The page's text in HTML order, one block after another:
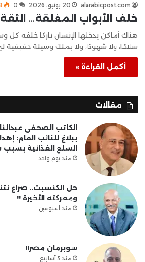
alarabicpost.com 20 يونيو، 2026 0
خلف الأبواب المغلقة…
هناك أماكن يدخلها الإنسان تاركًا خلفه كل
سلاحًا، ولا شهودًا، ولا يملك وسيلة حقيقية
أكمل القراءة »
مقالات
الكاتب الصحفى
ببلاغ للنائب العام:
السلع الغذائية
منذ يوم واحد
حل الكنسيت.. صراع
ومعركته الأخيرة !!
منذ أسبوعين
سوبرمان مصر!!
منذ 3 أسابيع